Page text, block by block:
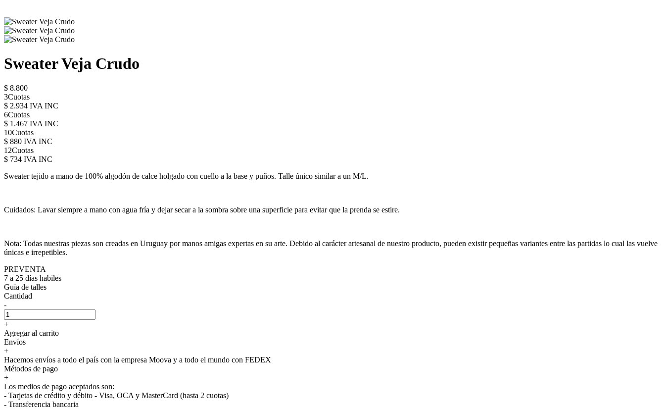
Sweater Veja Crudo
$ 8.800
3Cuotas
$ 2.934 IVA INC
6Cuotas
$ 1.467 IVA INC
10Cuotas
$ 880 IVA INC
12Cuotas
$ 734 IVA INC
Sweater tejido a mano de 100% algodón de calce holgado con cuello a la base y puños. Talle único similar a un M/L.
Cuidados: Lavar siempre a mano con agua fría y dejar secar a la sombra sobre una superficie para evitar que la prenda se estire.
Nota: Todas nuestras piezas son creadas en Uruguay por manos amigas expertas en su arte. Debido al carácter artesanal de nuestro producto, pueden existir pequeñas variantes entre las partidas lo cual las vuelve
únicas e irrepetibles.
PREVENTA
7 a 25 días habiles
Guía de talles
Cantidad
-
+
Agregar al carrito
Envíos
+
Hacemos envíos a todo el país con la empresa Moova y a todo el mundo con FEDEX
Métodos de pago
+
Los medios de pago aceptados son:
- Tarjetas de crédito y débito - Visa, OCA y MasterCard (hasta 2 cuotas)
- Transferencia bancaria